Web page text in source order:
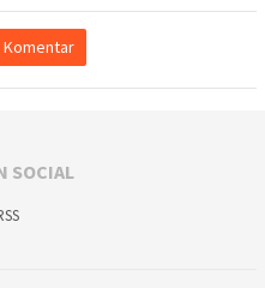
Komentar
SOCIAL